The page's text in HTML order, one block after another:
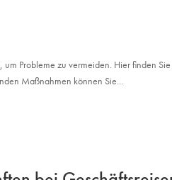
Probleme zu vermeiden. Hier finden Sie
Maßnahmen können Sie...